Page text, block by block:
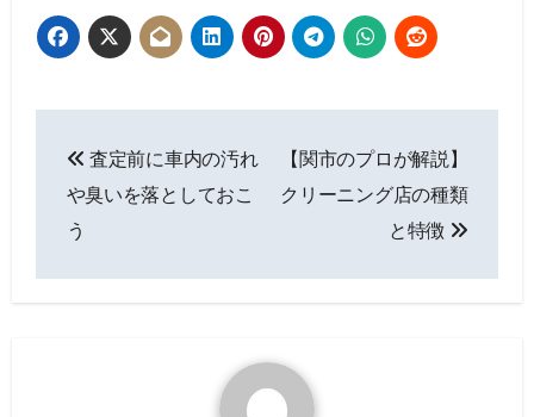
稿
ナ
ビ
査定前に車内の汚れ
や臭いを落としておこ
う
【関市のプロが解説】
クリーニング店の種類
と特徴